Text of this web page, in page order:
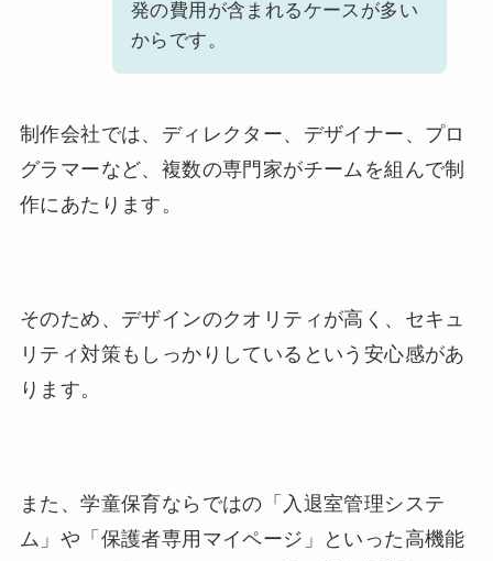
発の費用が含まれるケースが多い
からです。
制作会社では、ディレクター、デザイナー、プロ
グラマーなど、複数の専門家がチームを組んで制
作にあたります。
そのため、デザインのクオリティが高く、セキュ
リティ対策もしっかりしているという安心感があ
ります。
また、学童保育ならではの「入退室管理システ
ム」や「保護者専用マイページ」といった高機能